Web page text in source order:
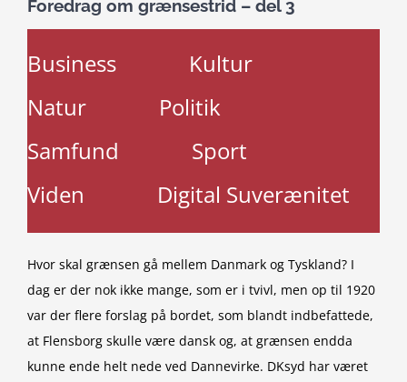
Foredrag om grænsestrid – del 3
Business
Kultur
Natur
Politik
Samfund
Sport
Viden
Digital Suverænitet
Hvor skal grænsen gå mellem Danmark og Tyskland? I
dag er der nok ikke mange, som er i tvivl, men op til 1920
var der flere forslag på bordet, som blandt indbefattede,
at Flensborg skulle være dansk og, at grænsen endda
kunne ende helt nede ved Dannevirke. DKsyd har været